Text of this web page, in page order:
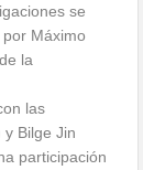
se
Máximo
la
las
y Bilge Jin
participación